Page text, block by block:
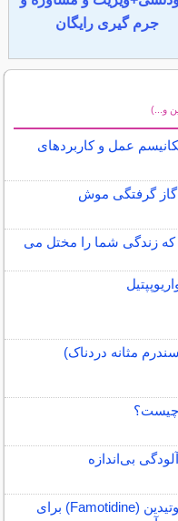
جرم گیری رایگان
و...)
عمل و کاربردهای
گرفتگی موش
که زندگی شما را مختل می
مثانه دردناک)
بی‌اندازه
موارد مصرف قرص فاموتیدین (Famotidine) برای